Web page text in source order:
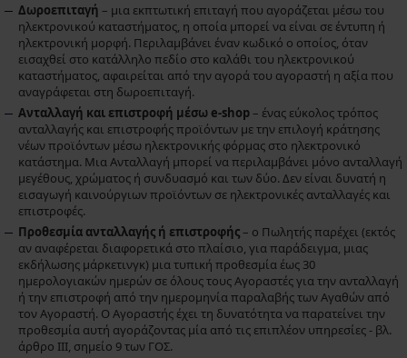
Δωροεπιταγή – μια εκπτωτική επιταγή που αγοράζεται μέσω του
ηλεκτρονικού καταστήματος, η οποία μπορεί να είναι σε έντυπη ή
ηλεκτρονική μορφή. Περιλαμβάνει έναν κωδικό ο οποίος, όταν
εισαχθεί στο κατάλληλο πεδίο στο καλάθι του ηλεκτρονικού
καταστήματος, αφαιρείται από την αγορά του αγοραστή η αξία που
αναγράφεται στη δωροεπιταγή.
Ανταλλαγή και επιστροφή μέσω e-shop– ένας εύκολος τρόπος
ανταλλαγής και επιστροφής προϊόντων με την επιλογή κράτησης
νέων προϊόντων μέσω ηλεκτρονικής φόρμας στο ηλεκτρονικό
κατάστημα. Μια Ανταλλαγή μπορεί να περιλαμβάνει μόνο ανταλλαγή
μεγέθους, χρώματος ή συνδυασμό και των δύο. Δεν είναι δυνατή η
εισαγωγή καινούργιων προϊόντων σε ηλεκτρονικές ανταλλαγές και
επιστροφές.
Προθεσμία ανταλλαγής ή επιστροφής– ο Πωλητής παρέχει (εκτός
αν αναφέρεται διαφορετικά στο πλαίσιο, για παράδειγμα, μιας
εκδήλωσης μάρκετινγκ) μια τυπική προθεσμία έως 30
ημερολογιακών ημερών σε όλους τους Αγοραστές για την ανταλλαγή
ή την επιστροφή από την ημερομηνία παραλαβής των Αγαθών από
τον Αγοραστή. Ο Αγοραστής έχει τη δυνατότητα να παρατείνει την
προθεσμία αυτή αγοράζοντας μία από τις επιπλέον υπηρεσίες - βλ.
άρθρο III, σημείο 9 των ΓΟΣ.